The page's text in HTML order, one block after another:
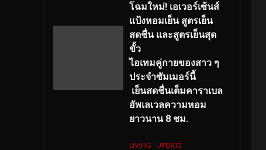
โฉมใหม่! เอเวอร์เซ้นส์
แป้งหอมเย็น สูตรเย็น
สดชื่น และสูตรเย็นสุด
ขั้ว
ไอเทมคู่กายของสาว ๆ
ประจำซัมเมอร์นี้
เย็นสดชื่นเต็มคาราเบล
อัพเลเวลความหอม
ยาวนาน 8 ชม.
LIVING UPDATE